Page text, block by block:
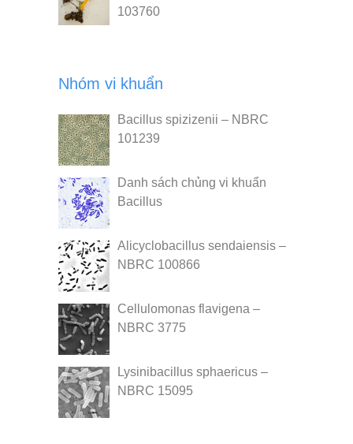
103760
Nhóm vi khuẩn
Bacillus spizizenii – NBRC
101239
Danh sách chủng vi khuẩn
Bacillus
Alicyclobacillus sendaiensis –
NBRC 100866
Cellulomonas flavigena –
NBRC 3775
Lysinibacillus sphaericus –
NBRC 15095